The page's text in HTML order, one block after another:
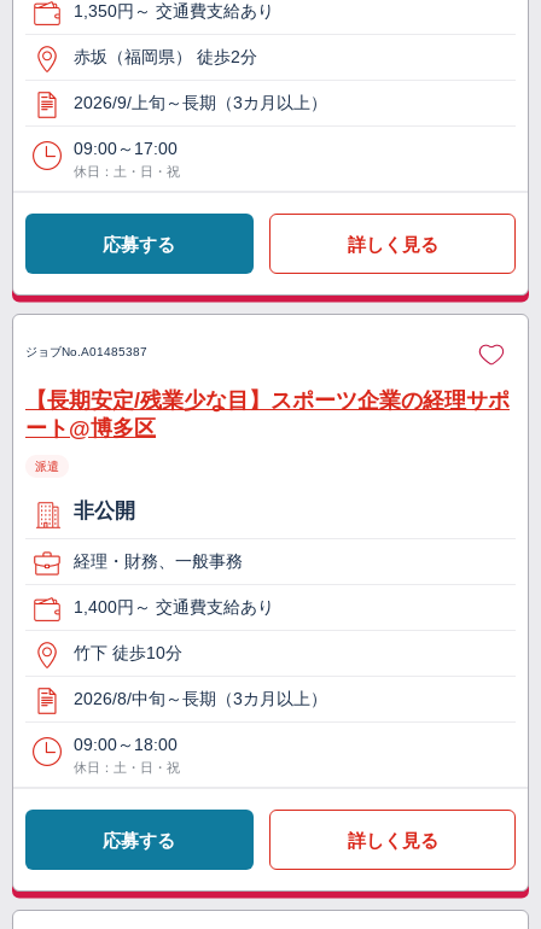
1,350円～ 交通費支給あり
赤坂（福岡県） 徒歩2分
2026/9/上旬～長期（3カ月以上）
09:00～17:00
休日：土・日・祝
応募する 詳しく見る
ジョブNo. A01485387
【長期安定/残業少な目】スポーツ企業の経理サポ
ート@博多区
派遣
非公開
経理・財務、一般事務
1,400円～ 交通費支給あり
竹下 徒歩10分
2026/8/中旬～長期（3カ月以上）
09:00～18:00
休日：土・日・祝
応募する 詳しく見る